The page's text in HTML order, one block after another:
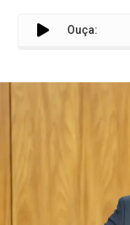
Ouça: